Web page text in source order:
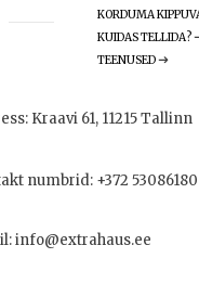
KORDUMA
KUIDAS TELLIDA?
TEENUSED
Kraavi 61, 11215 Tallinn
numbrid: +372
info@extrahaus.ee